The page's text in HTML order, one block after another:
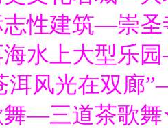
性建筑—崇
水上大型乐
洱风光在双廊
舞—三道茶歌